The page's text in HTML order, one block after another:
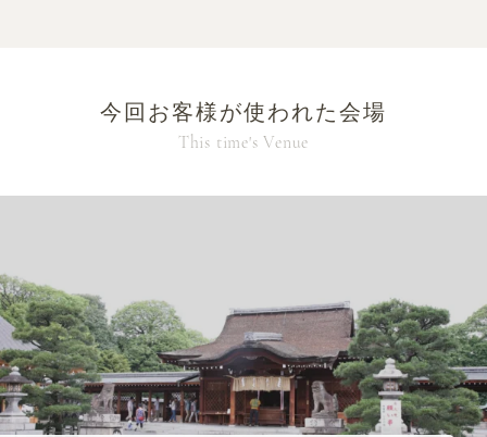
今回お客様が使われた会場
This time's Venue